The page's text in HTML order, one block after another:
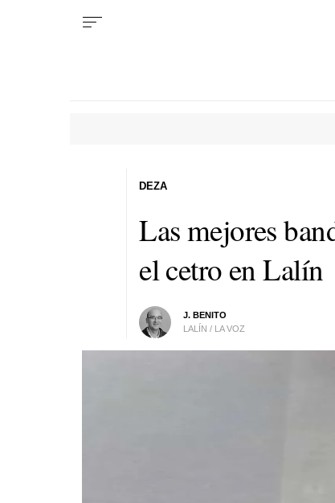
Las mejores
el cetro en Lalín
J. BENITO
LALÍN / LA VOZ
DEZA